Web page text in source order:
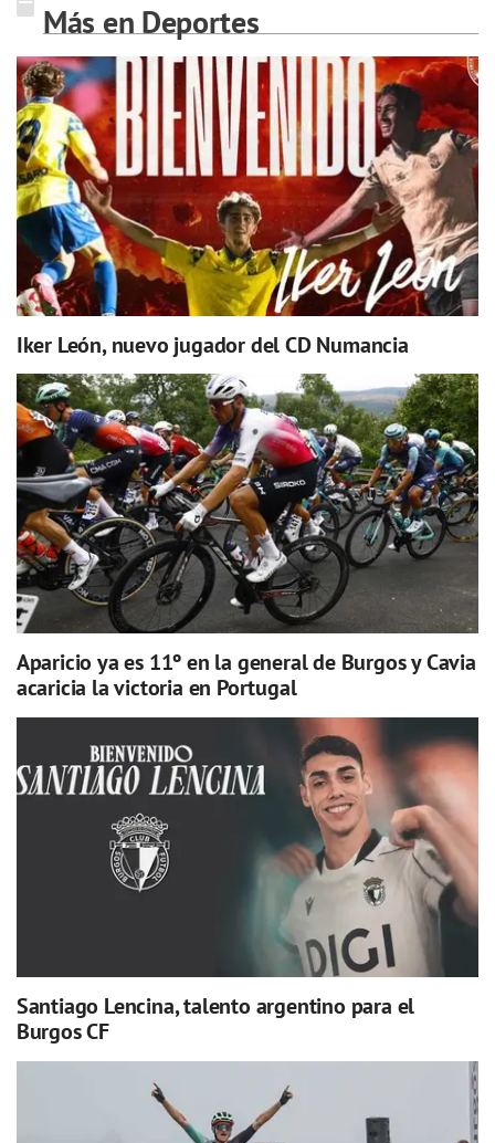
Más en Deportes
Iker León, nuevo jugador del CD Numancia
Aparicio ya es 11º en la general de Burgos y Cavia
acaricia la victoria en Portugal
Santiago Lencina, talento argentino para el
Burgos CF